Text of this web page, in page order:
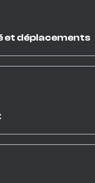
et déplacements